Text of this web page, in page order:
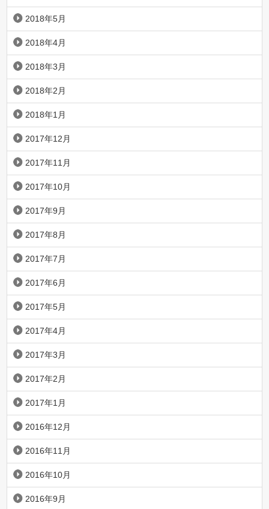
2018年5月
2018年4月
2018年3月
2018年2月
2018年1月
2017年12月
2017年11月
2017年10月
2017年9月
2017年8月
2017年7月
2017年6月
2017年5月
2017年4月
2017年3月
2017年2月
2017年1月
2016年12月
2016年11月
2016年10月
2016年9月